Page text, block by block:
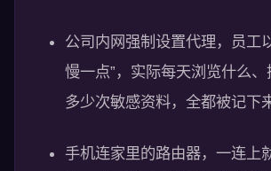
公司内网强制设置代理，员工
慢一点”，实际每天浏览什么
多少次敏感资料，全都被记下
手机连家里的路由器，一连上